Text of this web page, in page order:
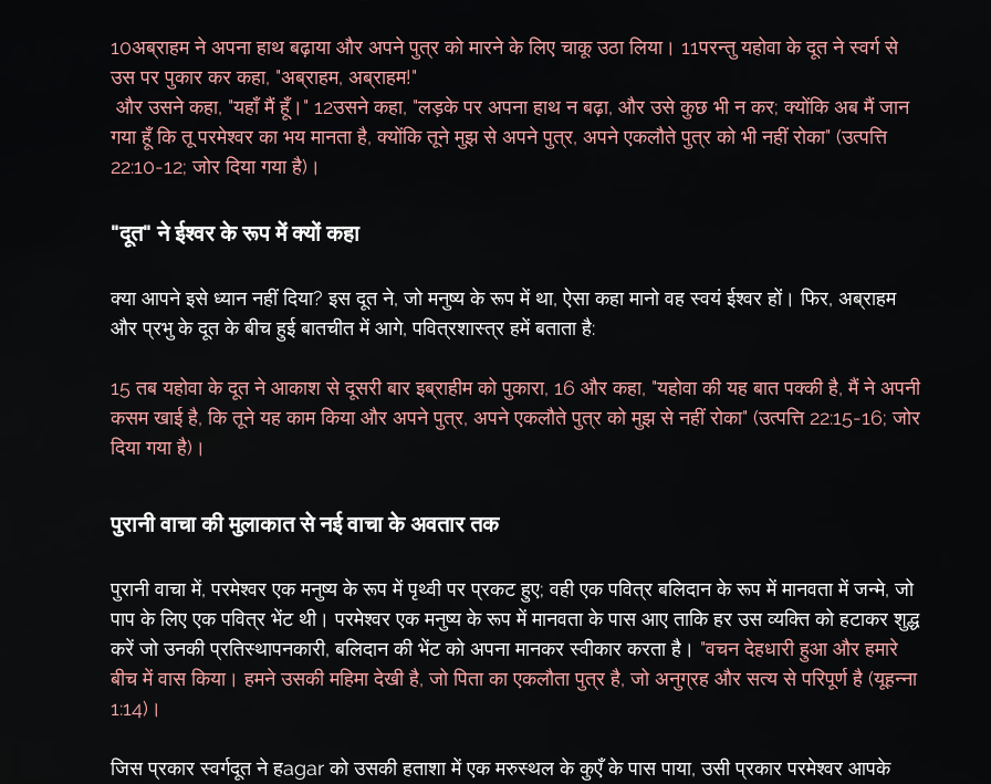
10अब्राहम ने अपना हाथ बढ़ाया और अपने पुत्र को मारने के लिए चाकू उठा लिया। 11परन्तु यहोवा के दूत ने स्वर्ग से
उस पर पुकार कर कहा, "अब्राहम, अब्राहम!"
गया हूँ कि तू परमेश्वर का भय मानता है, क्योंकि तूने मुझ से अपने पुत्र, अपने एकलौते पुत्र को भी नहीं रोका" (उत्पत्ति
22:10-12; जोर दिया गया है)।
"दूत" ने ईश्वर के रूप में क्यों कहा
क्या आपने इसे ध्यान नहीं दिया? इस दूत ने, जो मनुष्य के रूप में था, ऐसा कहा मानो वह स्वयं ईश्वर हों। फिर, अब्राहम
और प्रभु के दूत के बीच हुई बातचीत में आगे, पवित्रशास्त्र हमें बताता है:
15 तब यहोवा के दूत ने आकाश से दूसरी बार इब्राहीम को पुकारा, 16 और कहा, "यहोवा की यह बात पक्की है, मैं ने अपनी
कसम खाई है, कि तूने यह काम किया और अपने पुत्र, अपने एकलौते पुत्र को मुझ से नहीं रोका" (उत्पत्ति 22:15-16; जोर
दिया गया है)।
पुरानी वाचा की मुलाकात से नई वाचा के अवतार तक
पुरानी वाचा में, परमेश्वर एक मनुष्य के रूप में पृथ्वी पर प्रकट हुए; वही एक पवित्र बलिदान के रूप में मानवता में जन्मे, जो
पाप के लिए एक पवित्र भेंट थी। परमेश्वर एक मनुष्य के रूप में मानवता के पास आए ताकि हर उस व्यक्ति को हटाकर शुद्ध
करें जो उनकी प्रतिस्थापनकारी, बलिदान की भेंट को अपना मानकर स्वीकार करता है। "वचन देहधारी हुआ और हमारे
बीच में वास किया। हमने उसकी महिमा देखी है, जो पिता का एकलौता पुत्र है, जो अनुग्रह और सत्य से परिपूर्ण है (यूहन्ना
1:14)।
जिस प्रकार स्वर्गदूत ने हagar को उसकी हताशा में एक मरुस्थल के कुएँ के पास पाया, उसी प्रकार परमेश्वर आपके